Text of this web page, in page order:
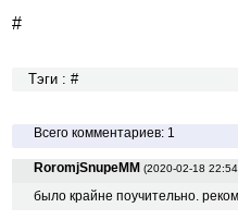
#
Тэги : #
Всего комментариев: 1
RoromjSnupeMM (2020-02-18
было крайне поучительно.